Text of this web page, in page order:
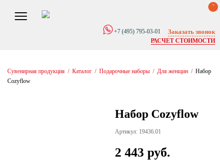
0
+7 (495) 795-03-01 Заказать звонок
РАСЧЕТ СТОИМОСТИ
Сувенирная продукция / Каталог / Подарочные наборы / Для женщин / Набор
Cozyflow
Набор Cozyflow
Артикул: 19436.01
2 443 руб.